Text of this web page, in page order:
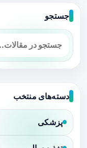
جستجو
دسته‌های منتخب
پزشکی